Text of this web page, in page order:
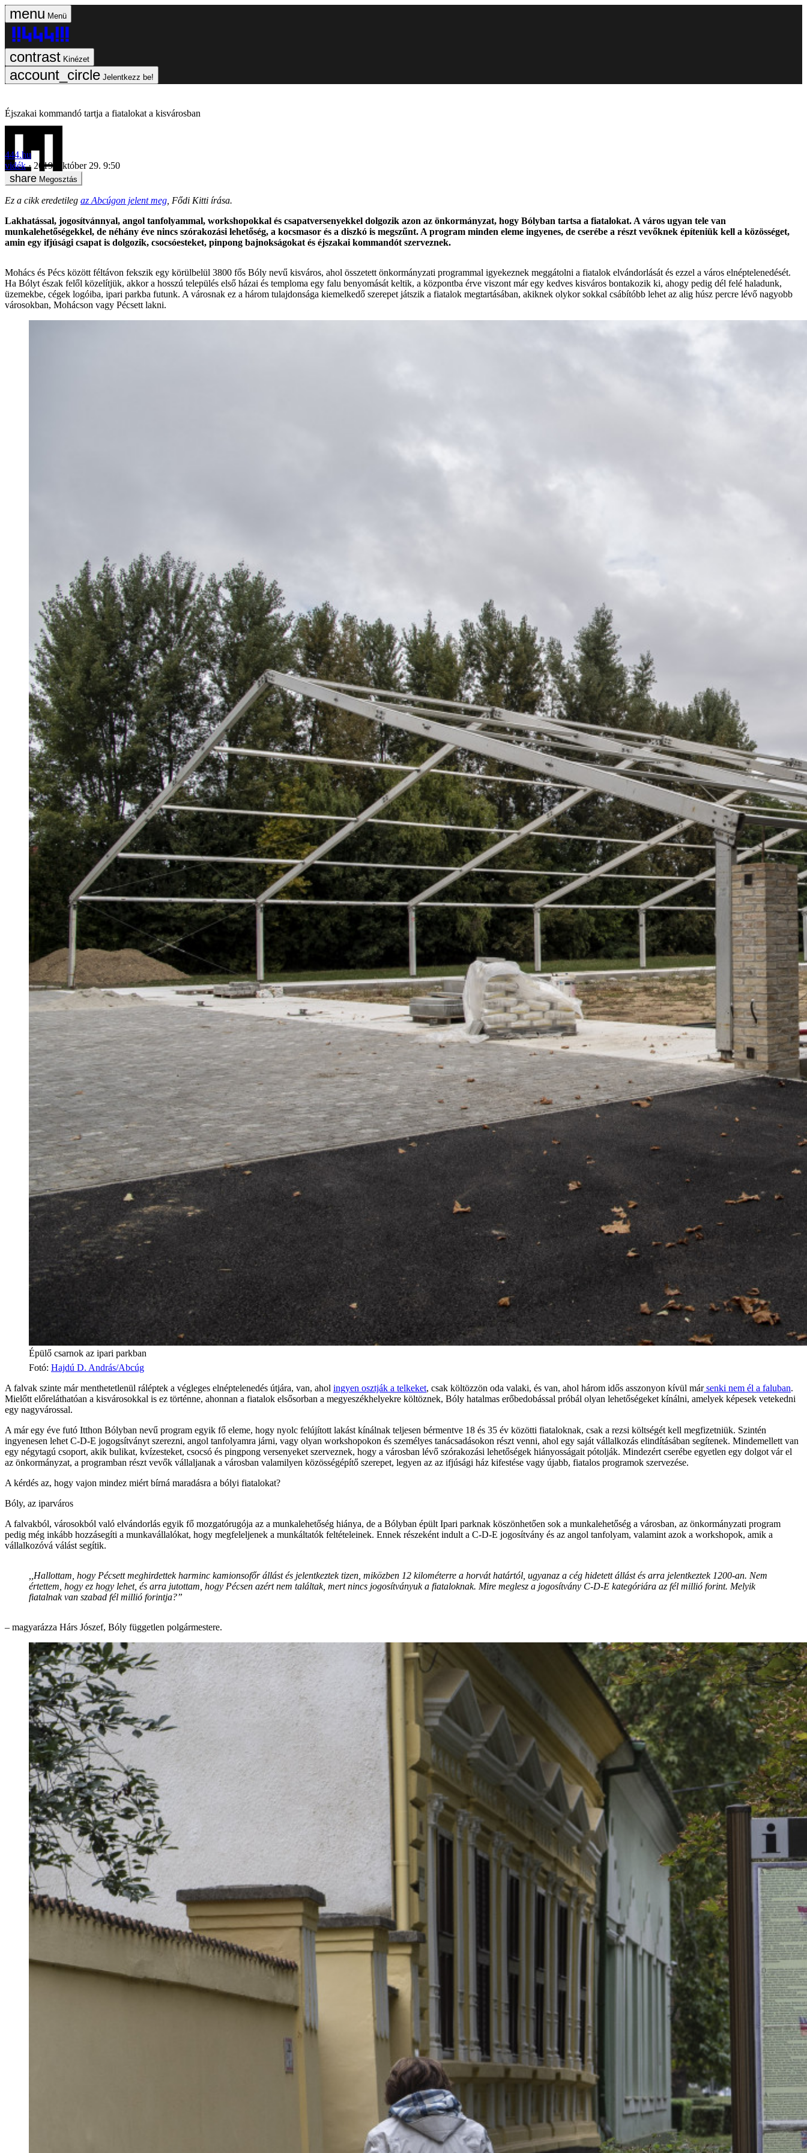
Menü
Kinézet
Jelentkezz be!
Éjszakai kommandó tartja a fiatalokat a kisvárosban
444.hu
vidék
2019. október 29. 9:50
Megosztás
Ez a cikk eredetileg az Abcúgon jelent meg , Fődi Kitti írása.
Lakhatással, jogosítvánnyal, angol tanfolyammal, workshopokkal és csapatversenyekkel dolgozik azon az önkormányzat, hogy Bólyban tartsa a fiatalokat. A város ugyan tele van
munkalehetőségekkel, de néhány éve nincs szórakozási lehetőség, a kocsmasor és a diszkó is megszűnt. A program minden eleme ingyenes, de cserébe a részt vevőknek építeniük kell a közösséget,
amin egy ifjúsági csapat is dolgozik, csocsóesteket, pinpong bajnokságokat és éjszakai kommandót szerveznek.
Mohács és Pécs között féltávon fekszik egy körülbelül 3800 fős Bóly nevű kisváros, ahol összetett önkormányzati programmal igyekeznek meggátolni a fiatalok elvándorlását és ezzel a város elnéptelenedését.
Ha Bólyt észak felől közelítjük, akkor a hosszú település első házai és temploma egy falu benyomását keltik, a központba érve viszont már egy kedves kisváros bontakozik ki, ahogy pedig dél felé haladunk,
üzemekbe, cégek logóiba, ipari parkba futunk. A városnak ez a három tulajdonsága kiemelkedő szerepet játszik a fiatalok megtartásában, akiknek olykor sokkal csábítóbb lehet az alig húsz percre lévő nagyobb
városokban, Mohácson vagy Pécsett lakni.
Épülő csarnok az ipari parkban
Fotó: Hajdú D. András/Abcúg
A falvak szinte már menthetetlenül ráléptek a végleges elnéptelenedés útjára, van, ahol ingyen osztják a telkeket, csak költözzön oda valaki, és van, ahol három idős asszonyon kívül mársenki nem él a faluban.
Mielőtt előreláthatóan a kisvárosokkal is ez történne, ahonnan a fiatalok elsősorban a megyeszékhelyekre költöznek, Bóly hatalmas erőbedobással próbál olyan lehetőségeket kínálni, amelyek képesek vetekedni
egy nagyvárossal.
A már egy éve futó Itthon Bólyban nevű program egyik fő eleme, hogy nyolc felújított lakást kínálnak teljesen bérmentve 18 és 35 év közötti fiataloknak, csak a rezsi költségét kell megfizetniük. Szintén
ingyenesen lehet C-D-E jogogsítványt szerezni, angol tanfolyamra járni, vagy olyan workshopokon és személyes tanácsadásokon részt venni, ahol egy saját vállalkozás elindításában segítenek. Mindemellett van
egy négytagú csoport, akik bulikat, kvízesteket, csocsó és pingpong versenyeket szerveznek, hogy a városban lévő szórakozási lehetőségek hiányosságait pótolják. Mindezért cserébe egyetlen egy dolgot vár el
az önkormányzat, a programban részt vevők vállaljanak a városban valamilyen közösségépítő szerepet, legyen az az ifjúsági ház kifestése vagy újabb, fiatalos programok szervezése.
A kérdés az, hogy vajon mindez miért bírná maradásra a bólyi fiatalokat?
Bóly, az iparváros
A falvakból, városokból való elvándorlás egyik fő mozgatórugója az a munkalehetőség hiánya, de a Bólyban épült Ipari parknak köszönhetően sok a munkalehetőség a városban, az önkormányzati program
pedig még inkább hozzásegíti a munkavállalókat, hogy megfeleljenek a munkáltatók feltételeinek. Ennek részeként indult a C-D-E jogosítvány és az angol tanfolyam, valamint azok a workshopok, amik a
vállalkozóvá válást segítik.
,,Hallottam, hogy Pécsett meghirdettek harminc kamionsofőr állást és jelentkeztek tizen, miközben 12 kilométerre a horvát határtól, ugyanaz a cég hidetett állást és arra jelentkeztek 1200-an. Nem
értettem, hogy ez hogy lehet, és arra jutottam, hogy Pécsen azért nem találtak, mert nincs jogosítványuk a fiataloknak. Mire meglesz a jogosítvány C-D-E kategóriára az fél millió forint. Melyik
fiatalnak van szabad fél millió forintja?”
– magyarázza Hárs Jószef, Bóly független polgármestere.